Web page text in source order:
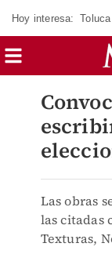
Hoy interesa:
Las obras
las citadas
Texturas,